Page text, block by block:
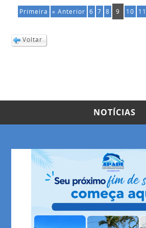
Primeira « Anterior 6 7 8 9 10 11
Voltar
NOTÍCIAS